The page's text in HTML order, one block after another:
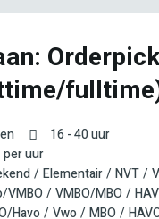
16 - 40 uur
per uur
Elementair NVT
VMBO
VMBO/MBO
Havo
Vwo MBO